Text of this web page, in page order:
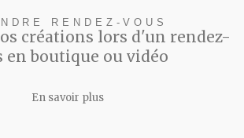
RENDEZ-VOUS
créations lors d'un rendez-
en boutique ou vidéo
En savoir plus